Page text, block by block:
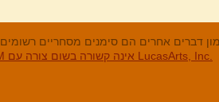
האחרים והסימנים המסחריים הרשומים הם בבעלות החברות שלהם. ScummVM אינה קשורה בשום צורה עם LucasArts, Inc.